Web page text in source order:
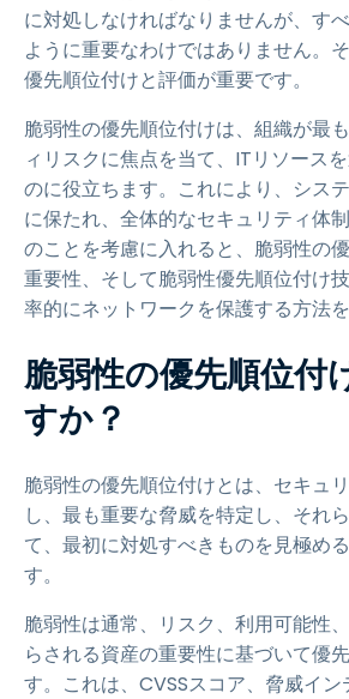
に対処しなければなりませんが、す
ように重要なわけではありません。
優先順位付けと評価が重要です。
脆弱性の優先順位付けは、組織が最
ィリスクに焦点を当て、ITリソース
のに役立ちます。これにより、シス
に保たれ、全体的なセキュリティ体
のことを考慮に入れると、脆弱性の
重要性、そして脆弱性優先順位付け
率的にネットワークを保護する方法を
脆弱性の優先順位付
すか？
脆弱性の優先順位付けとは、セキュ
し、最も重要な脅威を特定し、それ
て、最初に対処すべきものを見極め
す。
脆弱性は通常、リスク、利用可能性
らされる資産の重要性に基づいて優
す。これは、CVSSスコア、脅威イ